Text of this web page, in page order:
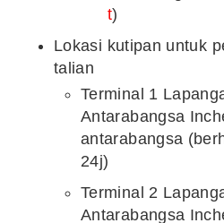
t)
Lokasi kutipan untuk
talian
Terminal 1
Antarabangsa
antarabangsa
24j)
Terminal 2
Antarabangsa